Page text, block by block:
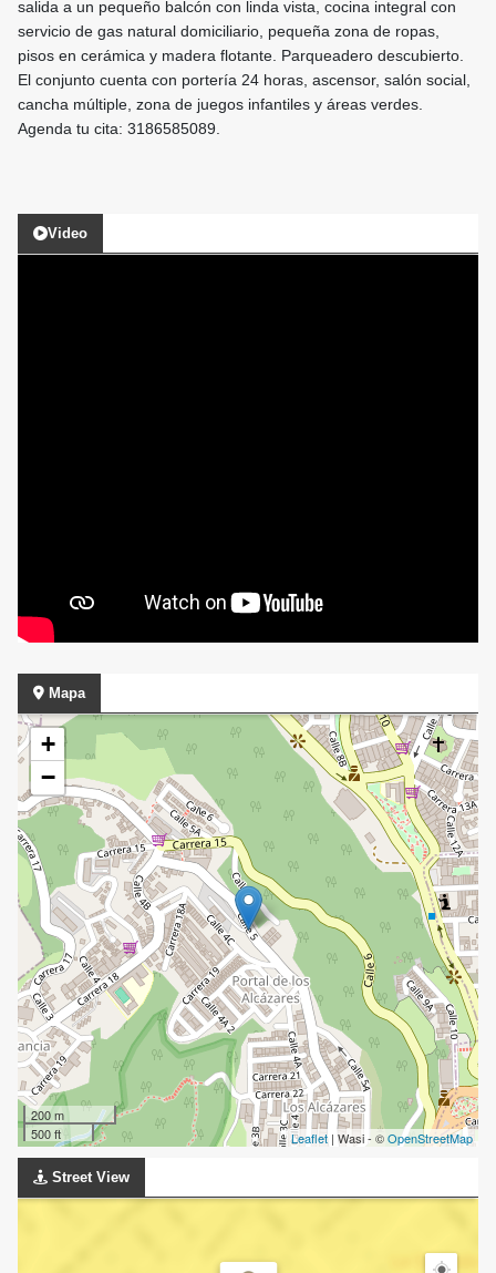
salida a un pequeño balcón con linda vista, cocina integral con
servicio de gas natural domiciliario, pequeña zona de ropas,
pisos en cerámica y madera flotante. Parqueadero descubierto.
El conjunto cuenta con portería 24 horas, ascensor, salón social,
cancha múltiple, zona de juegos infantiles y áreas verdes.
Agenda tu cita: 3186585089.
Video
Mapa
+
−
200 m
500 ft
Leaflet | Wasi - ©OpenStreetMap
Street View